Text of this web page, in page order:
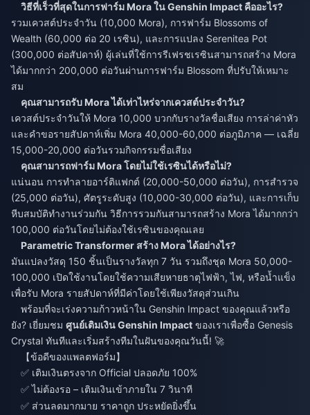
วิธีที่เร็วที่สุดในการฟาร์ม Mora ใน Genshin Impact คืออะไร?
รวมเควสต์ประจำวัน (10,000 Mora), การฟาร์ม Blossoms of
Wealth (60,000 ต่อ 20 เรซิน), และการแปลง Serenitea Pot
(300,000 ต่อสัปดาห์) ผู้เล่นที่ใช้การรีเฟรชเรซินสามารถสร้าง Mora
ได้มากกว่า 200,000 ต่อวันผ่านการฟาร์ม Blossom ที่ปรับให้เหมาะ
สม
คุณสามารถรับ Mora ได้เท่าไหร่จากเควสต์ประจำวัน?
เควสต์ประจำวันให้ Mora 10,000 บวกกับรางวัลชื่อเสียง การล่าค่าหัว
และคำขอรายสัปดาห์เพิ่ม Mora 40,000-60,000 ต่อภูมิภาค — เฉลี่ย
15,000-20,000 ต่อวันรวมกิจกรรมชื่อเสียง
คุณสามารถฟาร์ม Mora โดยไม่ใช้เรซินได้หรือไม่?
แน่นอน การทำลายอาร์ติแฟกต์ (20,000-50,000 ต่อวัน), การสำรวจ
(25,000 ต่อวัน), ศัตรูระดับสูง (10,000-30,000 ต่อวัน), และการเก็บ
หีบสมบัติทำงานร่วมกัน วิธีการรวมกันสามารถสร้าง Mora ได้มากกว่า
100,000 ต่อวันโดยไม่ต้องใช้เรซินของคุณเลย
Parametric Transformer สร้าง Mora ได้อย่างไร?
มันแปลงวัสดุ 150 ชิ้นเป็นรางวัลทุก 7 วัน รวมถึงชุด Mora 50,000-
100,000 เปิดใช้งานโดยใช้ความเสียหายธาตุไฟฟ้า, ไฟ, หรือน้ำแข็ง
เพื่อรับ Mora รายสัปดาห์ที่มีค่าโดยใช้เพียงวัสดุส่วนเกิน
พร้อมที่จะเร่งความก้าวหน้าใน Genshin Impact ของคุณแล้วหรือ
ยัง? เยี่ยมชม ศูนย์เติมเงิน Genshin Impact ของเราเพื่อซื้อ Genesis
Crystal ทันทีและเริ่มสร้างทีมในฝันของคุณวันนี้! 🚀
【ข้อดีของแพลตฟอร์ม】
✅ เติมเงินตรงจาก Official ปลอดภัย 100%
✅ ไม่ต้องรอ – เติมเงินเข้าภายใน 7 วินาที
✅ ส่วนลดมากมาย ราคาถูก ประหยัดยิ่งขึ้น